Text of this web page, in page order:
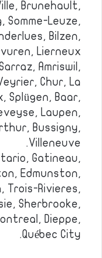
Brunehault,
Somme-Leuze,
Bilzen,
Lierneux.
Amriswil,
Chur, La
Splügen, Baar,
Laupen,
Bussigny,
Villeneuve.
Gatineau,
Edmunston,
Trois-Rivieres,
Sherbrooke,
Dieppe,
Québec City.